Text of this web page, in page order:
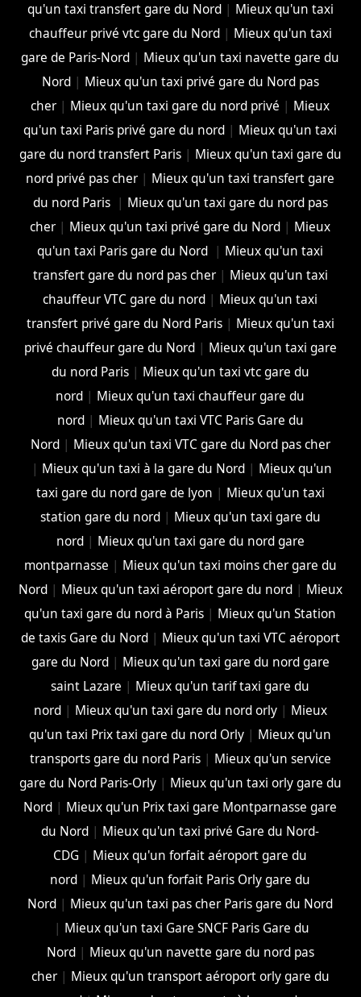
qu'un taxi transfert gare du Nord| Mieux qu'un taxi
chauffeur privé vtc gare du Nord| Mieux qu'un taxi
gare de Paris-Nord | Mieux qu'un taxi navette gare du
Nord| Mieux qu'un taxi privé gare du Nord pas
cher | Mieux qu'un taxi gare du nord privé | Mieux
qu'un taxi Paris privé gare du nord | Mieux qu'un taxi
gare du nord transfert Paris| Mieux qu'un taxi gare du
nord privé pas cher | Mieux qu'un taxi transfert gare
du nord Paris | Mieux qu'un taxi gare du nord pas
cher | Mieux qu'un taxi privé gare du Nord | Mieux
qu'un taxi Paris gare du Nord | Mieux qu'un taxi
transfert gare du nord pas cher| Mieux qu'un taxi
chauffeur VTC gare du nord | Mieux qu'un taxi
transfert privé gare du Nord Paris| Mieux qu'un taxi
privé chauffeur gare du Nord| Mieux qu'un taxi gare
du nord Paris| Mieux qu'un taxi vtc gare du
nord | Mieux qu'un taxi chauffeur gare du
nord| Mieux qu'un taxi VTC Paris Gare du
Nord| Mieux qu'un taxi VTC gare du Nord pas cher
| Mieux qu'un taxi à la gare du Nord | Mieux qu'un
taxi gare du nord gare de lyon | Mieux qu'un taxi
station gare du nord| Mieux qu'un taxi gare du
nord| Mieux qu'un taxi gare du nord gare
montparnasse | Mieux qu'un taxi moins cher gare du
Nord| Mieux qu'un taxi aéroport gare du nord| Mieux
qu'un taxi gare du nord à Paris | Mieux qu'un Station
de taxis Gare du Nord| Mieux qu'un taxi VTC aéroport
gare du Nord| Mieux qu'un taxi gare du nord gare
saint Lazare | Mieux qu'un tarif taxi gare du
nord| Mieux qu'un taxi gare du nord orly| Mieux
qu'un taxi Prix taxi gare du nord Orly | Mieux qu'un
transports gare du nord Paris| Mieux qu'un service
gare du Nord Paris-Orly| Mieux qu'un taxi orly gare du
Nord | Mieux qu'un Prix taxi gare Montparnasse gare
du Nord | Mieux qu'un taxi privé Gare du Nord-
CDG | Mieux qu'un forfait aéroport gare du
nord | Mieux qu'un forfait Paris Orly gare du
Nord | Mieux qu'un taxi pas cher Paris gare du Nord
| Mieux qu'un taxi Gare SNCF Paris Gare du
Nord| Mieux qu'un navette gare du nord pas
cher| Mieux qu'un transport aéroport orly gare du